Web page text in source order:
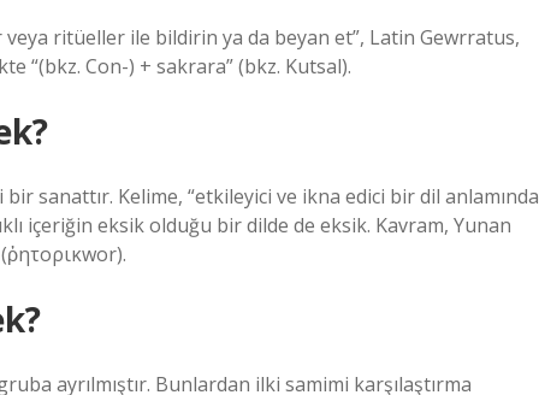
ritüeller ile bildirin ya da beyan et”, Latin Gewrratus,
“(bkz. Con-) + sakrara” (bkz. Kutsal).
sanattır. Kelime, “etkileyici ve ikna edici bir dil anlamında
içeriğin eksik olduğu bir dilde de eksik. Kavram, Yunan
ayrılmıştır. Bunlardan ilki samimi karşılaştırma